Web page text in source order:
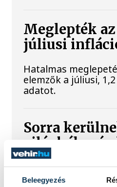
Beleegyezés
Meglepték
júliusi
Hatalmas
elemzők a júliusi,
adatot.
Sorra
világháborús
alacsony
A folyó